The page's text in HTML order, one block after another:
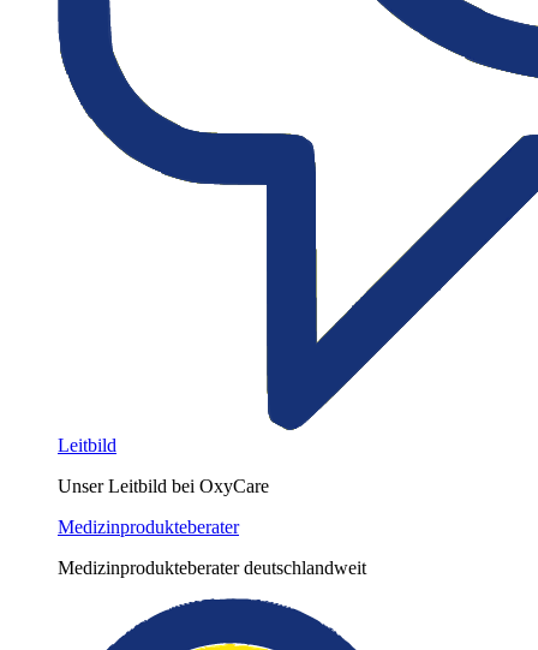
Leitbild
Unser Leitbild bei OxyCare
Medizinprodukteberater
Medizinprodukteberater deutschlandweit